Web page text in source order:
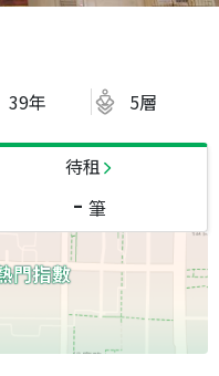
39年 5層
待租
- 筆